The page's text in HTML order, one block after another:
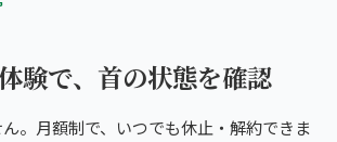
験で、首の状態を確認
。月額制で、いつでも休止・解約できま